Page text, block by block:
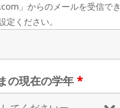
」からのメールを受信でき
定ください。
の現在の学年 *